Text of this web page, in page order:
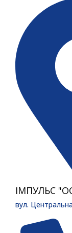
ІМПУЛЬС
вул.